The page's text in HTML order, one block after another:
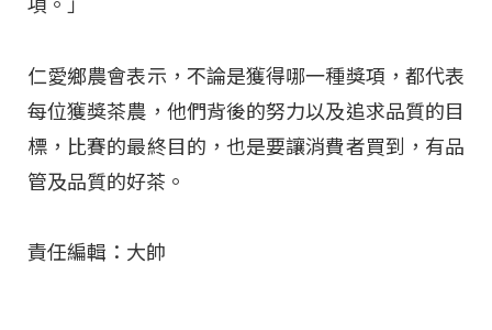
項。」
仁愛鄉農會表示，不論是獲得哪一種獎項，都代表
每位獲獎茶農，他們背後的努力以及追求品質的目
標，比賽的最終目的，也是要讓消費者買到，有品
管及品質的好茶。
責任編輯：大帥